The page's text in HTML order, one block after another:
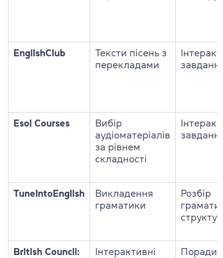
EnglishClub
Тексти пісень з
перекладами
Esol Courses
Вибір
аудіоматеріалів
за рівнем
складності
TuneIntoEnglish
Викладення
граматики
Розбір
структур
British Council:
Інтерактивні
Поради